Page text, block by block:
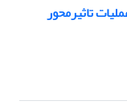
تاثیرمحور